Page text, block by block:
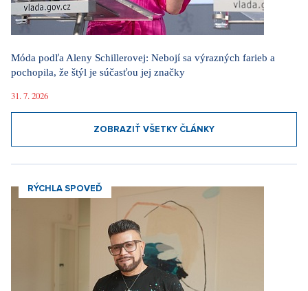
Móda podľa Aleny Schillerovej: Nebojí sa výrazných farieb a
pochopila, že štýl je súčasťou jej značky
31. 7. 2026
ZOBRAZIŤ VŠETKY ČLÁNKY
RÝCHLA SPOVEĎ